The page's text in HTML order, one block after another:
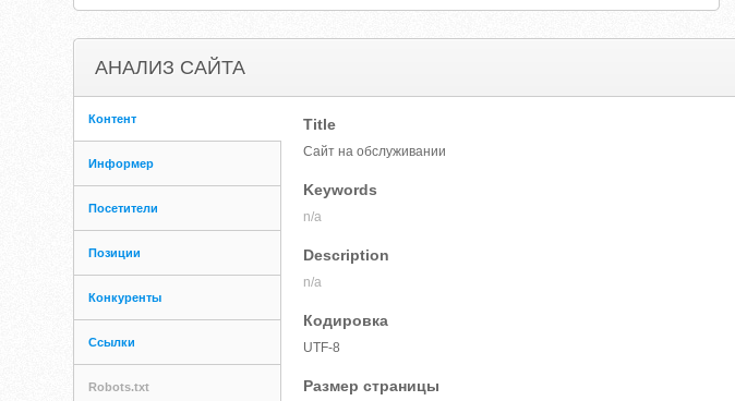
АНАЛИЗ САЙТА
Контент
Информер
Посетители
Позиции
Конкуренты
Ссылки
Robots.txt
Title
Сайт на обслуживании
Keywords
n/a
Description
n/a
Кодировка
UTF-8
Размер страницы